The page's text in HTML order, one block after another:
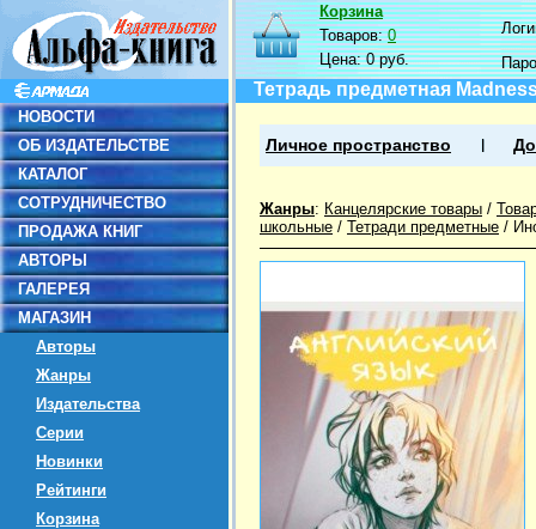
НОВОСТИ
ОБ ИЗДАТЕЛЬСТВЕ
КАТАЛОГ
СОТРУДНИЧЕСТВО
ПРОДАЖА КНИГ
АВТОРЫ
ГАЛЕРЕЯ
МАГАЗИН
Авторы
Жанры
Издательства
Серии
Новинки
Рейтинги
Корзина
Корзина
Товаров:0
Цена:0 руб.
Тетрадь предметная
Личное пространство
Жанры: Канцелярские товары /
школьные / Тетради предметные /